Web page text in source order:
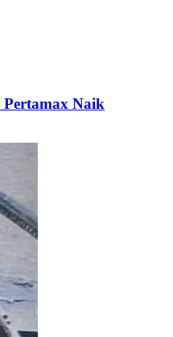
Naik